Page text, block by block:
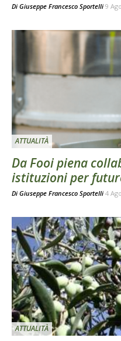
Di Giuseppe Francesco Sportelli 9
ATTUALITÀ
Da Fooi piena
istituzioni per
Di Giuseppe Francesco Sportelli 4
ATTUALITÀ